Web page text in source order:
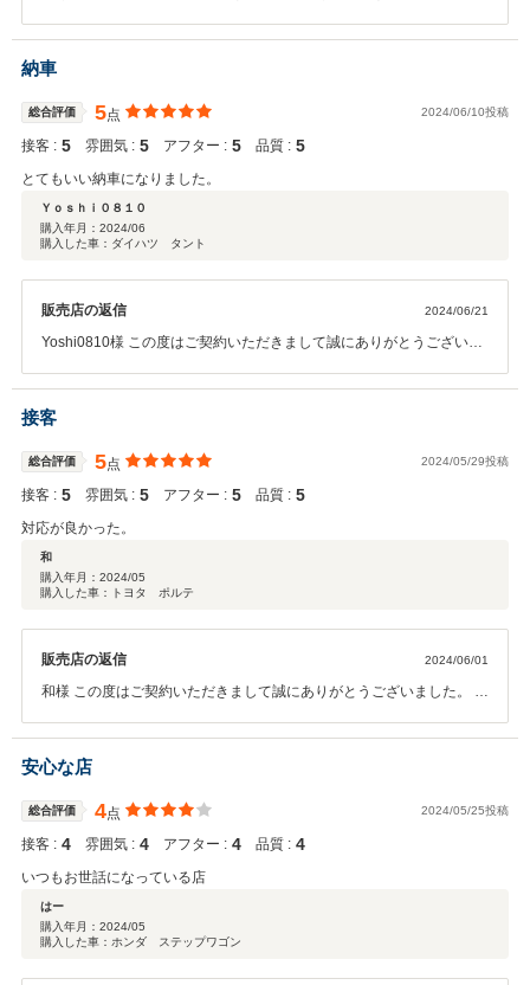
いただきまして、社員一同心から感謝しております。何かお困りの際
はいつでもお気軽にお立ち寄りください。今後とも、どうぞよろしく
納車
総合評価 5点 2024/06/10投稿
接客 : 5 雰囲気 : 5 アフター : 5 品質 : 5
とてもいい納車になりました。
Ｙｏｓｈｉ０８１０
購入年月： 2024/06
購入した車：ダイハツ タント
販売店の返信 2024/06/21
Yoshi0810様 この度はご契約いただきまして誠にありがとうございま
評価をいただきまして、社員一同心から感謝しております。 何かお困
りの際はぜひお気軽にお立ち寄りください。 今後とも、どうぞ宜しく
接客
総合評価 5点 2024/05/29投稿
接客 : 5 雰囲気 : 5 アフター : 5 品質 : 5
対応が良かった。
和
購入年月： 2024/05
購入した車：トヨタ ポルテ
販売店の返信 2024/06/01
和様 この度はご契約いただきまして誠にありがとうございました。 今
す。社員一同心から感謝しております。 今後も何かお困りの際はぜひ
お気軽にお立ち寄りください。どうぞ宜しくお願い致します。
安心な店
総合評価 4点 2024/05/25投稿
接客 : 4 雰囲気 : 4 アフター : 4 品質 : 4
いつもお世話になっている店
はー
購入年月： 2024/05
購入した車：ホンダ ステップワゴン